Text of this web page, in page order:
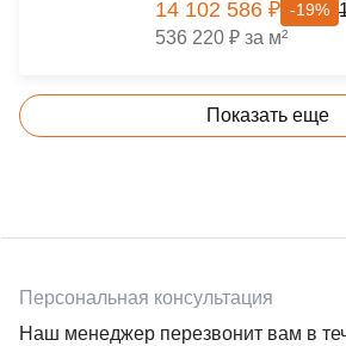
14 102 586 ₽ -19%
536 220 ₽ за м²
Показать еще
Персональная консультация
Наш менеджер перезвонит вам в